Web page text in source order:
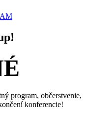
program, občerstvenie,
konferencie!